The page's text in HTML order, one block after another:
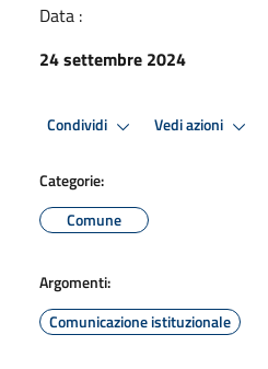
Data :
24 settembre 2024
Condividi Vedi azioni
Categorie:
Comune
Argomenti:
Comunicazione istituzionale